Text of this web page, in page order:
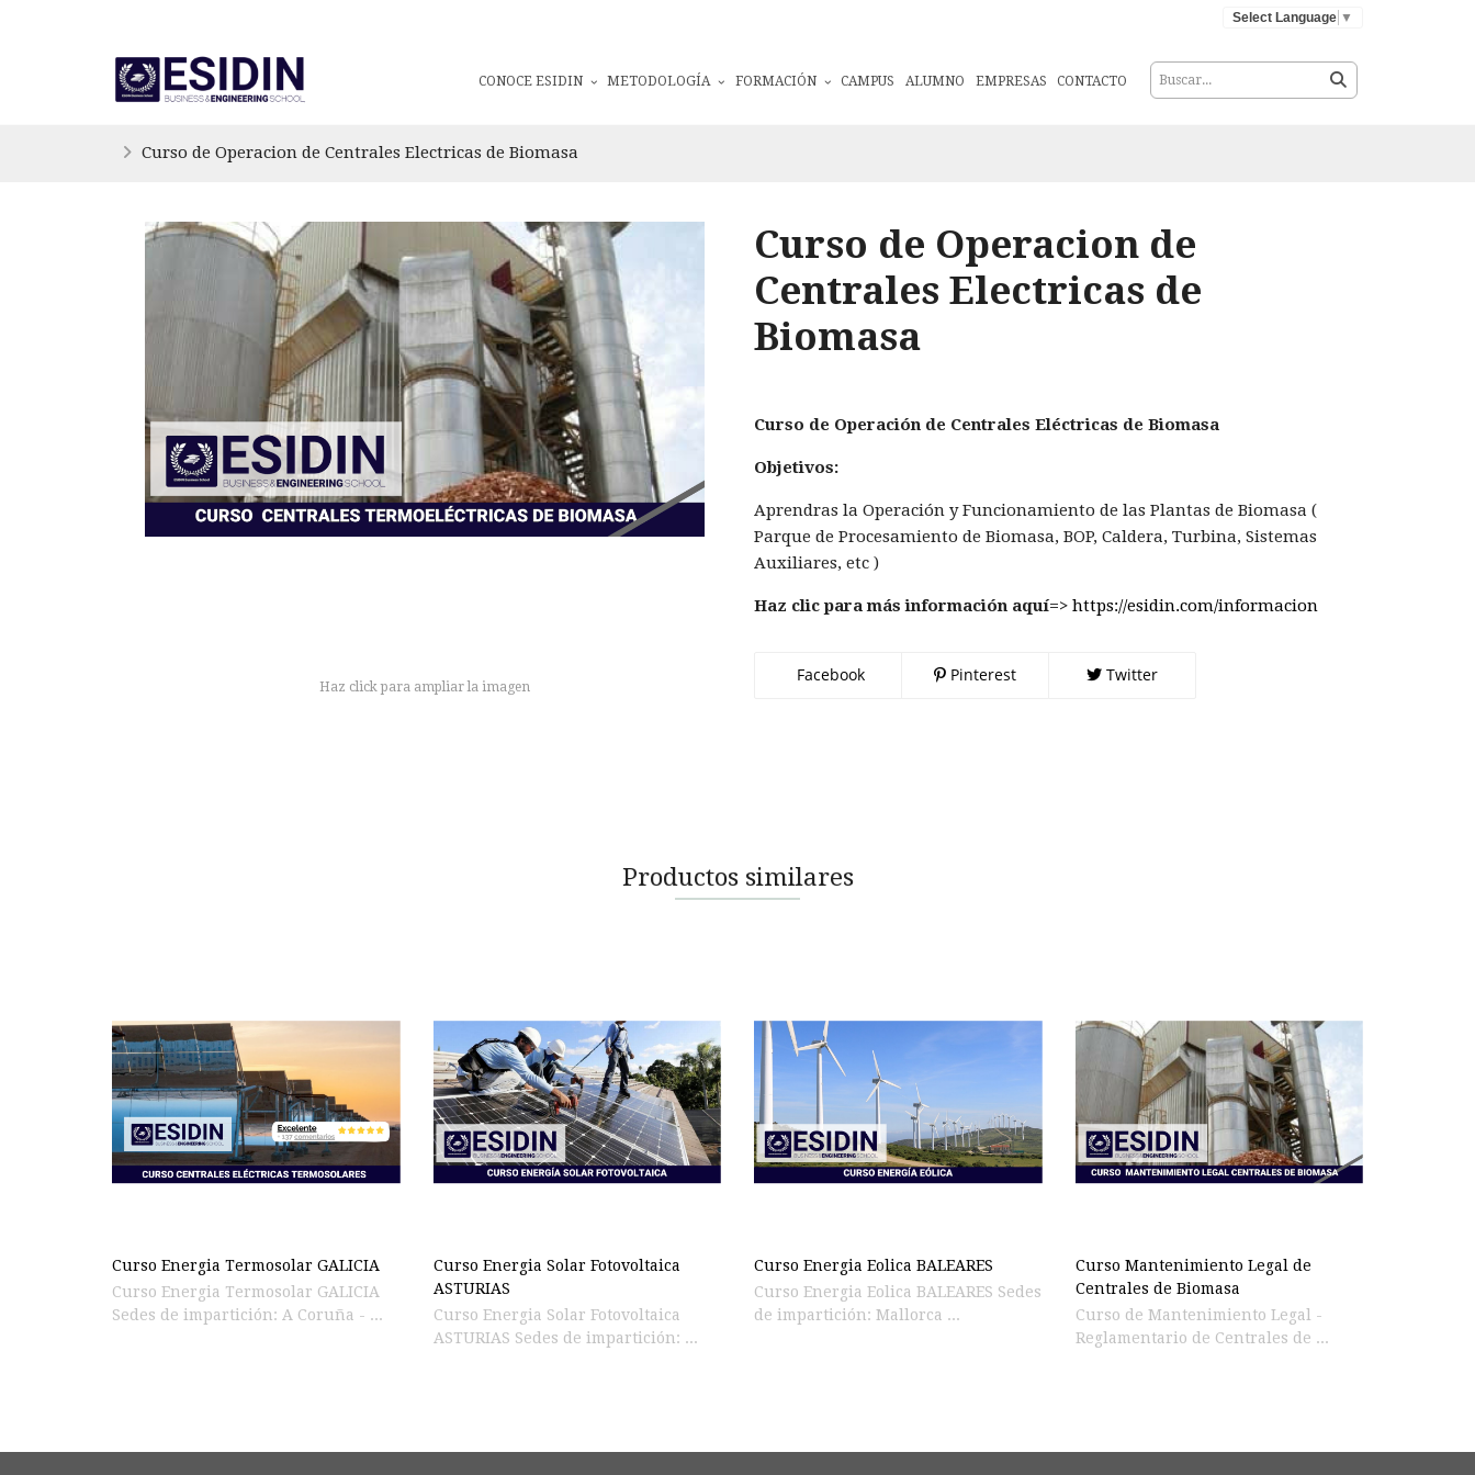
Select Language ▼
CONOCE ESIDIN METODOLOGÍA FORMACIÓN CAMPUS ALUMNO EMPRESAS CONTACTO
Curso de Operacion de Centrales Electricas de Biomasa
Haz click para ampliar la imagen
Curso de Operacion de
Centrales Electricas de
Biomasa
Curso de Operación de Centrales Eléctricas de Biomasa
Objetivos:
Aprendras la Operación y Funcionamiento de las Plantas de Biomasa (
Parque de Procesamiento de Biomasa, BOP, Caldera, Turbina, Sistemas
Auxiliares, etc )
Haz clic para más información aquí=> https://esidin.com/informacion
Facebook Pinterest Twitter
Productos similares
Curso Energia Termosolar GALICIA
Curso Energia Termosolar GALICIA
Sedes de impartición: A Coruña - ...
Curso Energia Solar Fotovoltaica
ASTURIAS
Curso Energia Solar Fotovoltaica
ASTURIAS Sedes de impartición: ...
Curso Energia Eolica BALEARES
Curso Energia Eolica BALEARES Sedes
de impartición: Mallorca ...
Curso Mantenimiento Legal de
Centrales de Biomasa
Curso de Mantenimiento Legal -
Reglamentario de Centrales de ...